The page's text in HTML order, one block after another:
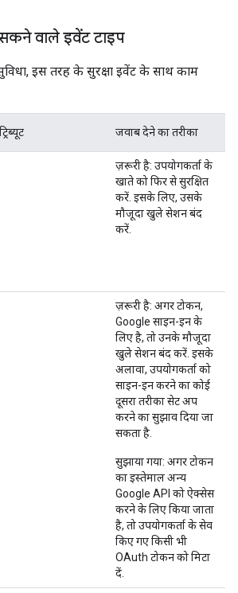
वाले इवेंट टाइप
इस तरह के सुरक्षा इवेंट के साथ काम
जवाब देने का तरीका
ज़रूरी है: उपयोगकर्ता के
खाते को फिर से सुरक्षित
करें. इसके लिए, उसके
मौजूदा खुले सेशन बंद
करें.
ज़रूरी है: अगर टोकन,
Google साइन-इन के
लिए है, तो उनके मौजूदा
खुले सेशन बंद करें. इसके
अलावा, उपयोगकर्ता को
साइन-इन करने का कोई
दूसरा तरीका सेट अप
करने का सुझाव दिया जा
सकता है.
सुझाया गया: अगर टोकन
का इस्तेमाल अन्य
Google API को ऐक्सेस
करने के लिए किया जाता
है, तो उपयोगकर्ता के सेव
किए गए किसी भी
OAuth टोकन को मिटा
दें.